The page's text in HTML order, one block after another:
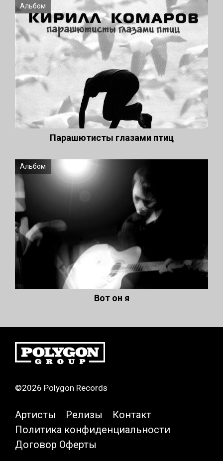
Альбом
Парашютисты глазами птиц
Альбом
Вот он я
©2026 Polygon Records
Артисты Релизы
Контакт
Политика конфиденциальности
Договор Оферты